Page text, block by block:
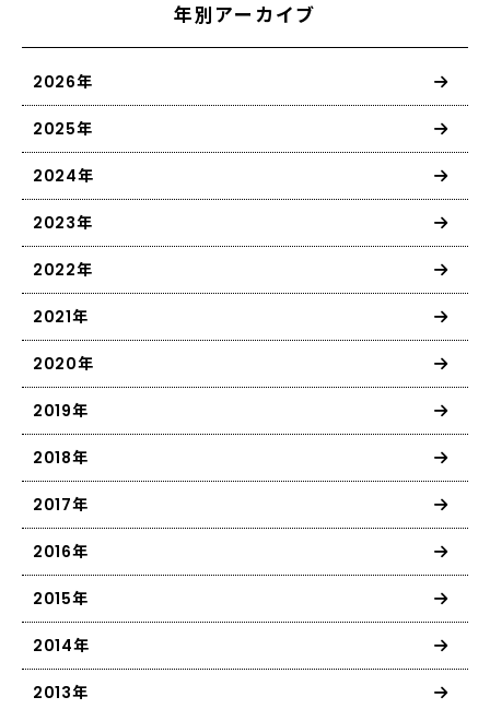
年別アーカイブ
2026年
2025年
2024年
2023年
2022年
2021年
2020年
2019年
2018年
2017年
2016年
2015年
2014年
2013年